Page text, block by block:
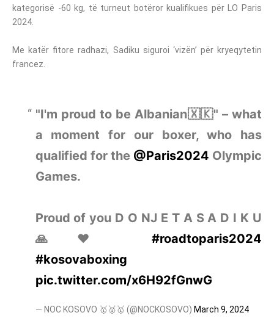
kategorisë -60 kg, të turneut botëror kualifikues për LO Paris
2024.
Me katër fitore radhazi, Sadiku siguroi ‘vizën’ për kryeqytetin
francez.
"I'm proud to be Albanian🇽🇰" – what
a moment for our boxer, who has
qualified for the @Paris2024 Olympic
Games.
Proud of you D O NJ E T A S A D I K U
🙏❤️ #roadtoparis2024
#kosovaboxing
pic.twitter.com/x6H92fGnwG
— NOC KOSOVO 🥇🥇🥇 (@NOCKOSOVO) March 9, 2024